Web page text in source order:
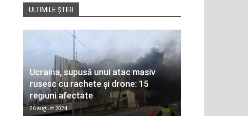
ULTIMILE ȘTIRI
Ucraina, supusă unui atac masiv
rusesc cu rachete și drone: 15
regiuni afectate
26 august 2024